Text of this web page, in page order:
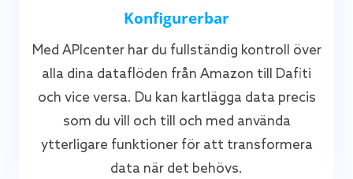
Konfigurerbar
Med APIcenter har du fullständig kontroll över
alla dina dataflöden från Amazon till Dafiti
och vice versa. Du kan kartlägga data precis
som du vill och till och med använda
ytterligare funktioner för att transformera
data när det behövs.